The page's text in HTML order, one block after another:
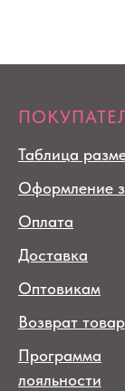
Таблица
Оформление
Оплата
Доставка
Оптовикам
Возврат
Программа
лояльности